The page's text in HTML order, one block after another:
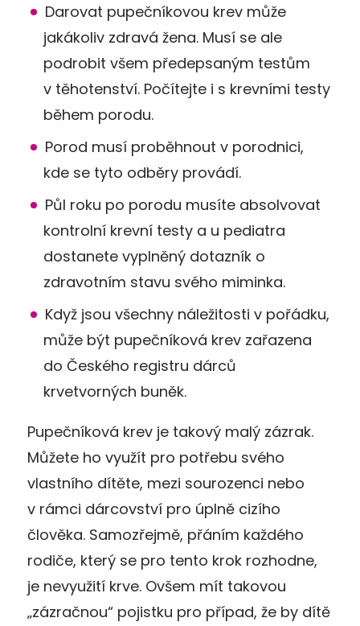
Darovat pupečníkovou krev může
jakákoliv zdravá žena. Musí se ale
podrobit všem předepsaným testům
v těhotenství. Počítejte i s krevními testy
během porodu.
Porod musí proběhnout v porodnici,
kde se tyto odběry provádí.
Půl roku po porodu musíte absolvovat
kontrolní krevní testy a u pediatra
dostanete vyplněný dotazník o
zdravotním stavu svého miminka.
Když jsou všechny náležitosti v pořádku,
může být pupečníková krev zařazena
do Českého registru dárců
krvetvorných buněk.
Pupečníková krev je takový malý zázrak.
Můžete ho využít pro potřebu svého
vlastního dítěte, mezi sourozenci nebo
v rámci dárcovství pro úplně cizího
člověka. Samozřejmě, přáním každého
rodiče, který se pro tento krok rozhodne,
je nevyužití krve. Ovšem mít takovou
„zázračnou“ pojistku pro případ, že by dítě